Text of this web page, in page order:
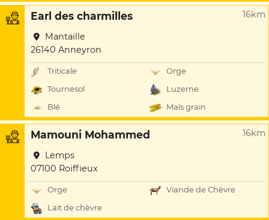
Earl des charmilles 16km
Mantaille
26140 Anneyron
Triticale
Orge
Tournesol
Luzerne
Blé
Maïs grain
Mamouni Mohammed 16km
Lemps
07100 Roiffieux
Orge
Viande de Chèvre
Lait de chèvre